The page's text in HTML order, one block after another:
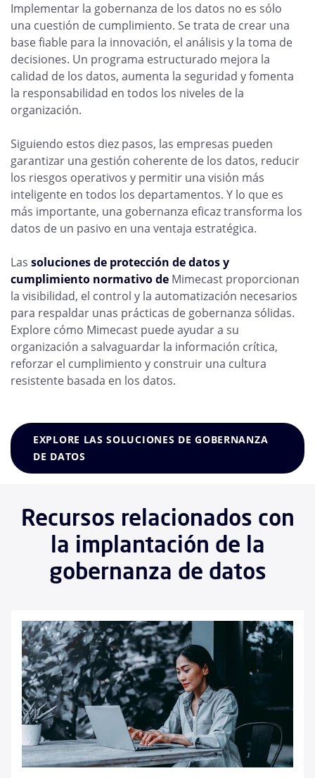
Implementar la gobernanza de los datos no es sólo
una cuestión de cumplimiento. Se trata de crear una
base fiable para la innovación, el análisis y la toma de
decisiones. Un programa estructurado mejora la
calidad de los datos, aumenta la seguridad y fomenta
la responsabilidad en todos los niveles de la
organización.
Siguiendo estos diez pasos, las empresas pueden
garantizar una gestión coherente de los datos, reducir
los riesgos operativos y permitir una visión más
inteligente en todos los departamentos. Y lo que es
más importante, una gobernanza eficaz transforma los
datos de un pasivo en una ventaja estratégica.
Las soluciones de protección de datos y
cumplimiento normativo de Mimecast proporcionan
la visibilidad, el control y la automatización necesarios
para respaldar unas prácticas de gobernanza sólidas.
Explore cómo Mimecast puede ayudar a su
organización a salvaguardar la información crítica,
reforzar el cumplimiento y construir una cultura
resistente basada en los datos.
EXPLORE LAS SOLUCIONES DE GOBERNANZA
DE DATOS
Recursos relacionados con
la implantación de la
gobernanza de datos